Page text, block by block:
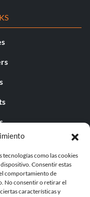
tecnologías como las cookies
Consentir estas
comportamiento de
No consentir o retirar el
características y